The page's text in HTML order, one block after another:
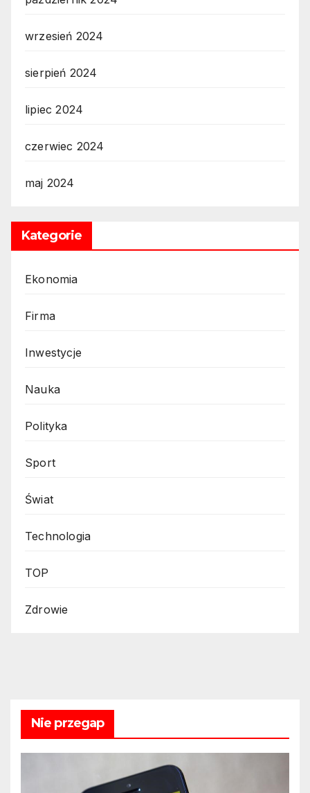
wrzesień 2024
sierpień 2024
lipiec 2024
czerwiec 2024
maj 2024
Kategorie
Ekonomia
Firma
Inwestycje
Nauka
Polityka
Sport
Świat
Technologia
TOP
Zdrowie
Nie przegap